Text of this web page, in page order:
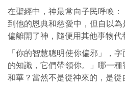
在聖經中，神最常向子民呼喚
到他的恩典和慈愛中，但自以
偏離開了神，隨便用其他事物代
「你的智慧聰明使你偏邪」，
的知識，它們帶領你。」哪一
和華？當然不是從神來的，是從